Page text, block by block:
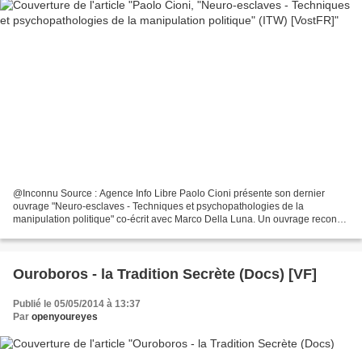
@Inconnu Source : Agence Info Libre Paolo Cioni présente son dernier
ouvrage "Neuro-esclaves - Techniques et psychopathologies de la
manipulation politique" co-écrit avec Marco Della Luna. Un ouvrage reconnu
Ouroboros - la Tradition Secrète (Docs) [VF]
Publié le 05/05/2014 à 13:37
Par openyoureyes